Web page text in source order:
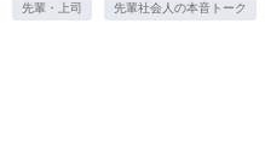
先輩・上司 先輩社会人の本音トーク